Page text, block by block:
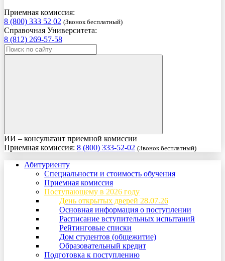
Приемная комиссия:
8 (800) 333 52 02 (Звонок бесплатный)
Справочная Университета:
8 (812) 269-57-58
ИИ – консультант приемной комиссии
Приемная комиссия: 8 (800) 333-52-02 (Звонок бесплатный)
Абитуриенту
Специальности и стоимость обучения
Приемная комиссия
Поступающему в 2026 году
День открытых дверей 28.07.26
Основная информация о поступлении
Расписание вступительных испытаний
Рейтинговые списки
Дом студентов (общежитие)
Образовательный кредит
Подготовка к поступлению